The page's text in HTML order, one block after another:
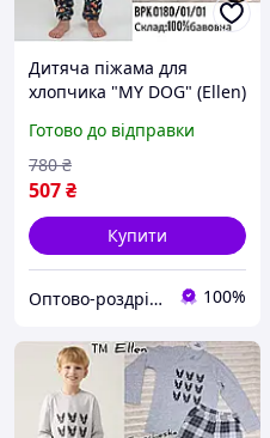
Дитяча піжама для
хлопчика "MY DOG" (Ellen)
Готово до відправки
507₴
780 ₴
Купити
Оптово-роздрібний інтернет магазин "Francheska" 100%